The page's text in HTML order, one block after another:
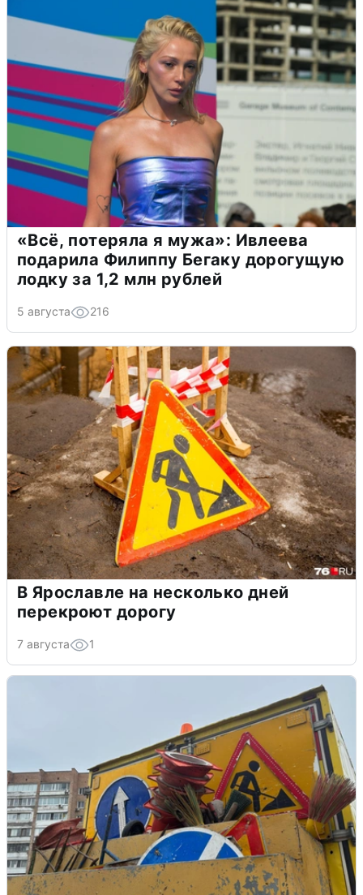
«Всё, потеряла я мужа»: Ивлеева
подарила Филиппу Бегаку дорогущую
лодку за 1,2 млн рублей
5 августа 216
В Ярославле на несколько дней
перекроют дорогу
7 августа 1